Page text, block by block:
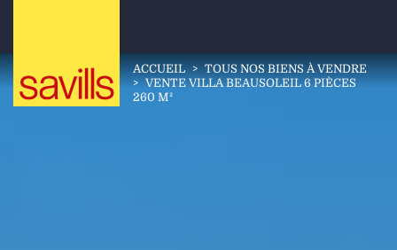
ACCUEIL > TOUS NOS BIENS À VENDRE
> VENTE VILLA BEAUSOLEIL 6 PIÈCES
260 M²